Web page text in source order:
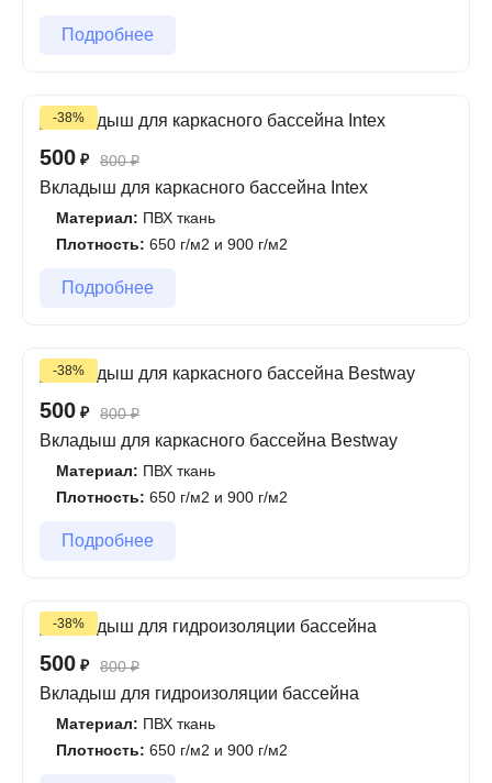
Подробнее
-38%
500 ₽ 800₽
Вкладыш для каркасного бассейна Intex
Материал: ПВХ ткань
Плотность: 650 г/м2 и 900 г/м2
Подробнее
-38%
500 ₽ 800₽
Вкладыш для каркасного бассейна Bestway
Материал: ПВХ ткань
Плотность: 650 г/м2 и 900 г/м2
Подробнее
-38%
500 ₽ 800₽
Вкладыш для гидроизоляции бассейна
Материал: ПВХ ткань
Плотность: 650 г/м2 и 900 г/м2